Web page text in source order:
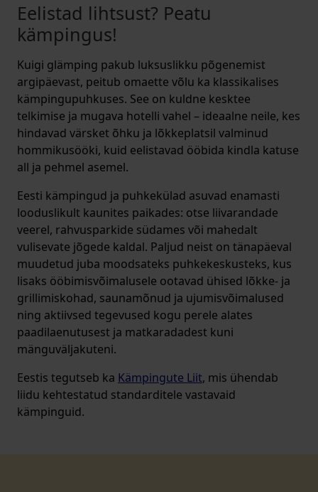
Eelistad lihtsust? Peatu
kämpingus!
Kuigi glämping pakub luksuslikku põgenemist
argipäevast, peitub omaette võlu ka klassikalises
kämpingupuhkuses. See on kuldne kesktee
telkimise ja mugava hotelli vahel – ideaalne neile, kes
hindavad värsket õhku ja lõkkeplatsil valminud
hommikusööki, kuid eelistavad ööbida kindla katuse
all ja pehmel asemel.
Eesti kämpingud ja puhkekülad asuvad enamasti
looduslikult kaunites paikades: otse liivarandade
veerel, rahvusparkide südames või mahedalt
vulisevate jõgede kaldal. Paljud neist on tänapäeval
muudetud juba moodsateks puhkekeskusteks, kus
lisaks ööbimisvõimalusele ootavad ühised lõkke- ja
grillimiskohad, saunamõnud ja ujumisvõimalused
ning aktiivsed tegevused kogu perele alates
paadilaenutusest ja matkaradadest kuni
mänguväljakuteni.
Eestis tegutseb ka Kämpingute Liit, mis ühendab
liidu kehtestatud standarditele vastavaid
kämpinguid.